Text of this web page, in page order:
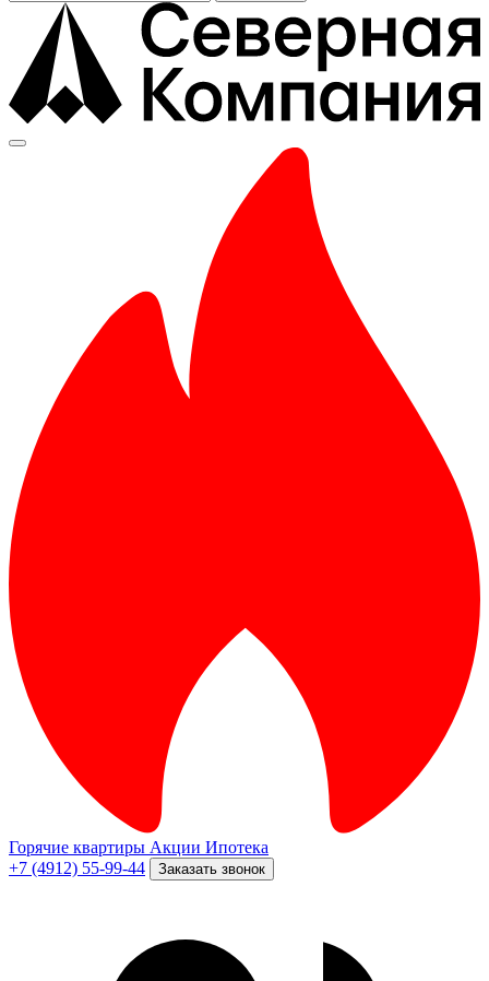
Горячие квартиры Акции Ипотека
+7 (4912) 55-99-44
Заказать звонок